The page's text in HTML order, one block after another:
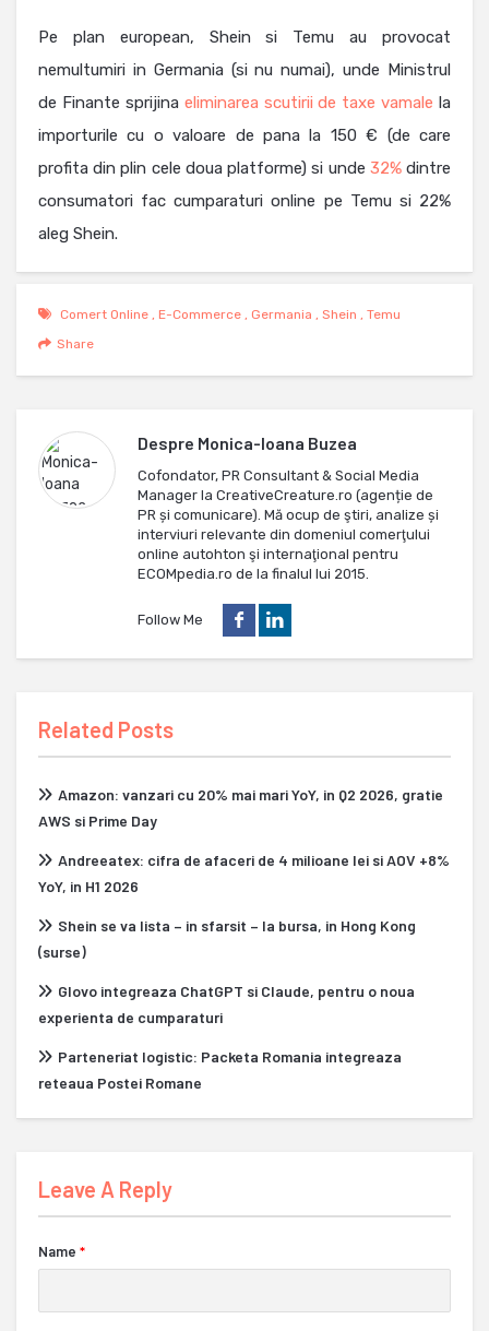
Pe plan european, Shein si Temu au provocat
nemultumiri in Germania (si nu numai), unde Ministrul
de Finante sprijina eliminarea scutirii de taxe vamale la
importurile cu o valoare de pana la 150 € (de care
profita din plin cele doua platforme) si unde 32%dintre
consumatori fac cumparaturi online pe Temu si 22%
aleg Shein.
Comert Online , E-Commerce , Germania , Shein , Temu
Share
Despre Monica-Ioana Buzea
Cofondator, PR Consultant & Social Media
Manager la CreativeCreature.ro (agenție de
PR și comunicare). Mă ocup de ştiri, analize și
interviuri relevante din domeniul comerţului
online autohton şi internaţional pentru
ECOMpedia.ro de la finalul lui 2015.
Follow Me
Related Posts
Amazon: vanzari cu 20% mai mari YoY, in Q2 2026, gratie
AWS si Prime Day
Andreeatex: cifra de afaceri de 4 milioane lei si AOV +8%
YoY, in H1 2026
Shein se va lista – in sfarsit – la bursa, in Hong Kong
(surse)
Glovo integreaza ChatGPT si Claude, pentru o noua
experienta de cumparaturi
Parteneriat logistic: Packeta Romania integreaza
reteaua Postei Romane
Leave A Reply
Name *